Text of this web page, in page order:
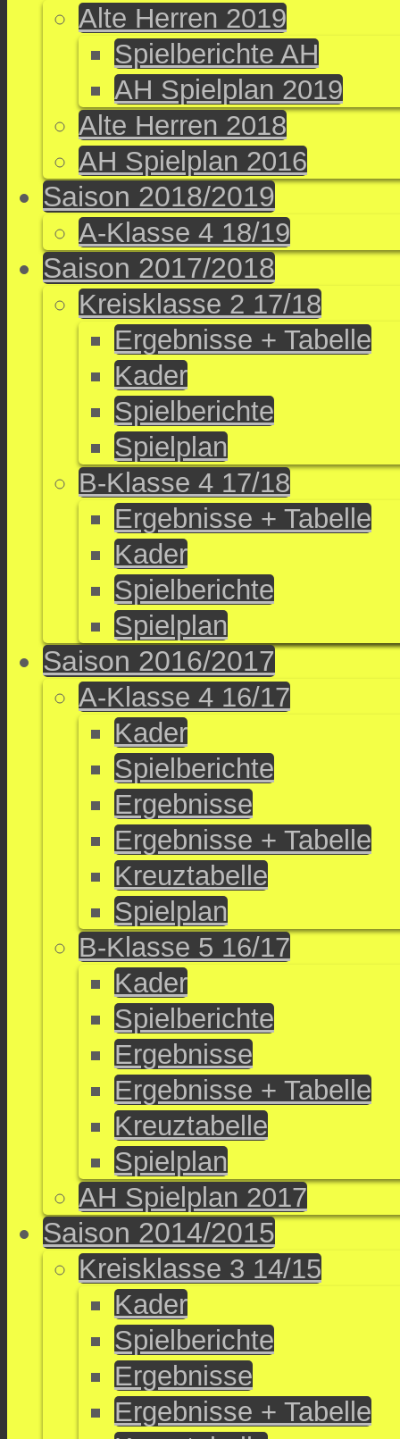
Alte Herren 2019
Spielberichte AH
AH Spielplan 2019
Alte Herren 2018
AH Spielplan 2016
Saison 2018/2019
A-Klasse 4 18/19
Saison 2017/2018
Kreisklasse 2 17/18
Ergebnisse + Tabelle
Kader
Spielberichte
Spielplan
B-Klasse 4 17/18
Ergebnisse + Tabelle
Kader
Spielberichte
Spielplan
Saison 2016/2017
A-Klasse 4 16/17
Kader
Spielberichte
Ergebnisse
Ergebnisse + Tabelle
Kreuztabelle
Spielplan
B-Klasse 5 16/17
Kader
Spielberichte
Ergebnisse
Ergebnisse + Tabelle
Kreuztabelle
Spielplan
AH Spielplan 2017
Saison 2014/2015
Kreisklasse 3 14/15
Kader
Spielberichte
Ergebnisse
Ergebnisse + Tabelle